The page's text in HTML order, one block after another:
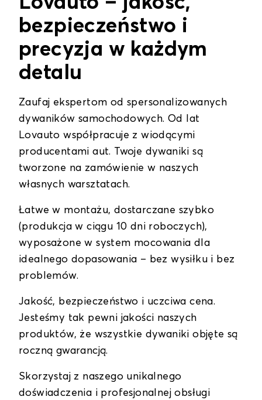
bezpieczeństwo i
precyzja w każdym
detalu
Zaufaj ekspertom od spersonalizowanych
dywaników samochodowych. Od lat
Lovauto współpracuje z wiodącymi
producentami aut. Twoje dywaniki są
tworzone na zamówienie w naszych
własnych warsztatach.
Łatwe w montażu, dostarczane szybko
(produkcja w ciągu 10 dni roboczych),
wyposażone w system mocowania dla
idealnego dopasowania – bez wysiłku i bez
problemów.
Jakość, bezpieczeństwo i uczciwa cena.
Jesteśmy tak pewni jakości naszych
produktów, że wszystkie dywaniki objęte są
roczną gwarancją.
Skorzystaj z naszego unikalnego
doświadczenia i profesjonalnej obsługi